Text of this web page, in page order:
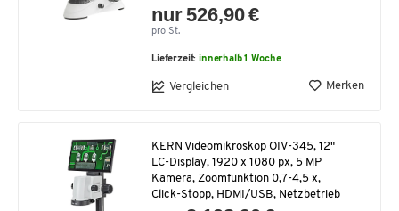
nur 526,90 €
pro St.
Lieferzeit:innerhalb 1 Woche
Vergleichen Merken
KERN Videomikroskop OIV-345, 12"
LC-Display, 1920 x 1080 px, 5 MP
Kamera, Zoomfunktion 0,7-4,5 x,
Click-Stopp, HDMI/USB, Netzbetrieb